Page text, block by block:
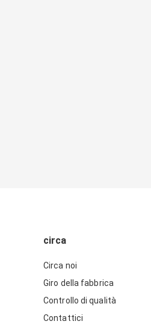
circa
Circa noi
Giro della fabbrica
Controllo di qualità
Contattici